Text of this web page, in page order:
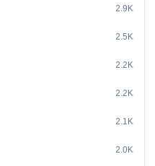
2.9K
2.5K
2.2K
2.2K
2.1K
2.0K